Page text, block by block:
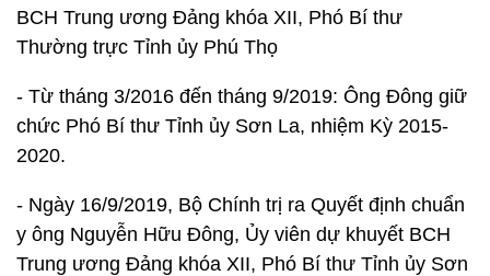
BCH Trung ương Đảng khóa XII, Phó Bí thư
Thường trực Tỉnh ủy Phú Thọ
- Từ tháng 3/2016 đến tháng 9/2019: Ông Đông giữ
chức Phó Bí thư Tỉnh ủy Sơn La, nhiệm Kỳ 2015-
2020.
- Ngày 16/9/2019, Bộ Chính trị ra Quyết định chuẩn
y ông Nguyễn Hữu Đông, Ủy viên dự khuyết BCH
Trung ương Đảng khóa XII, Phó Bí thư Tỉnh ủy Sơn